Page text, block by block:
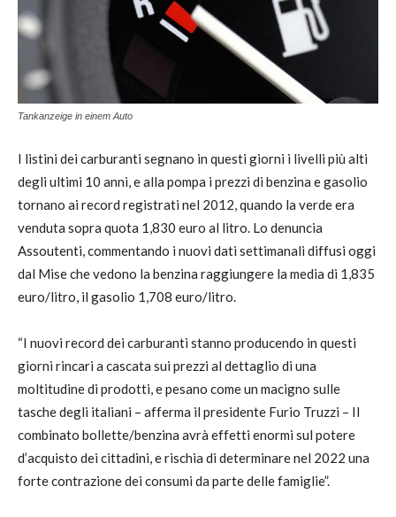
Tankanzeige in einem Auto
I listini dei carburanti segnano in questi giorni i livelli più alti
degli ultimi 10 anni, e alla pompa i prezzi di benzina e gasolio
tornano ai record registrati nel 2012, quando la verde era
venduta sopra quota 1,830 euro al litro. Lo denuncia
Assoutenti, commentando i nuovi dati settimanali diffusi oggi
dal Mise che vedono la benzina raggiungere la media di 1,835
euro/litro, il gasolio 1,708 euro/litro.
“I nuovi record dei carburanti stanno producendo in questi
giorni rincari a cascata sui prezzi al dettaglio di una
moltitudine di prodotti, e pesano come un macigno sulle
tasche degli italiani – afferma il presidente Furio Truzzi – Il
combinato bollette/benzina avrà effetti enormi sul potere
d’acquisto dei cittadini, e rischia di determinare nel 2022 una
forte contrazione dei consumi da parte delle famiglie”.